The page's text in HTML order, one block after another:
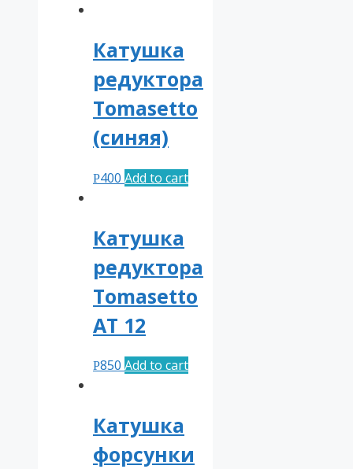
Катушка
редуктора
Tomasetto
(синяя)
Р400 Add to cart
Катушка
редуктора
Tomasetto
АТ 12
Р850 Add to cart
Катушка
форсунки